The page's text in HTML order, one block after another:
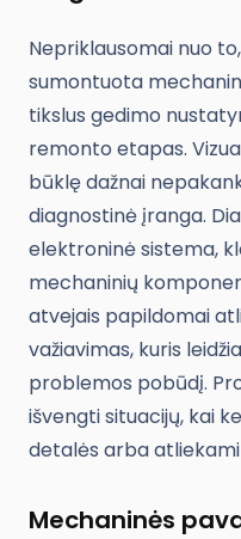
Nepriklausomai nuo
sumontuota
tikslus gedimo
remonto etapas.
būklę dažnai
diagnostinė įranga.
elektroninė sistema,
mechaninių
atvejais papildomai
važiavimas, kuris
problemos pobūdį.
išvengti situacijų, kai
detalės arba
Mechaninės